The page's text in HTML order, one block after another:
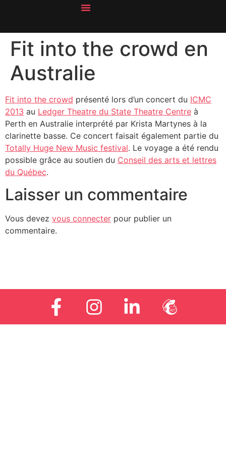
Fit into the crowd en
Australie
Fit into the crowd présenté lors d’un concert du ICMC
2013 au Ledger Theatre du State Theatre Centre à
Perth en Australie interprété par Krista Martynes à la
clarinette basse. Ce concert faisait également partie du
Totally Huge New Music festival. Le voyage a été rendu
possible grâce au soutien du Conseil des arts et lettres
du Québec.
Laisser un commentaire
Vous devez vous connecter pour publier un
commentaire.